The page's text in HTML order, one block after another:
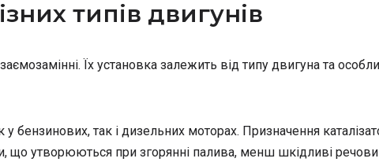
типів двигунів
Їх установка залежить від типу двигуна та
у бензинових, так і дизельних моторах. Призначення
що утворюються при згорянні палива, менш шкідливі